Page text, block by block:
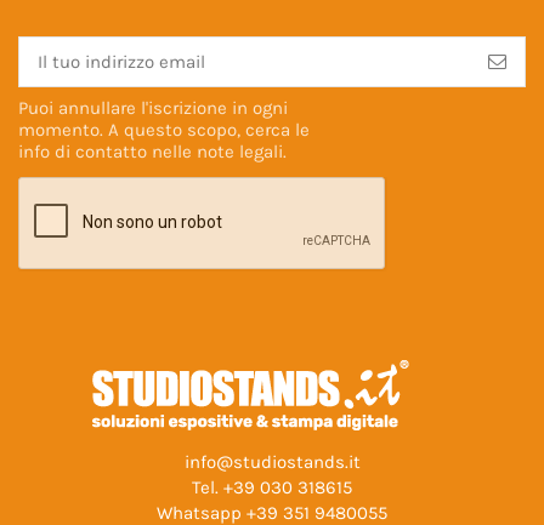
Puoi annullare l'iscrizione in ogni
momento. A questo scopo, cerca le
info di contatto nelle note legali.
info@studiostands.it
Tel. +39 030 318615
Whatsapp +39 351 9480055